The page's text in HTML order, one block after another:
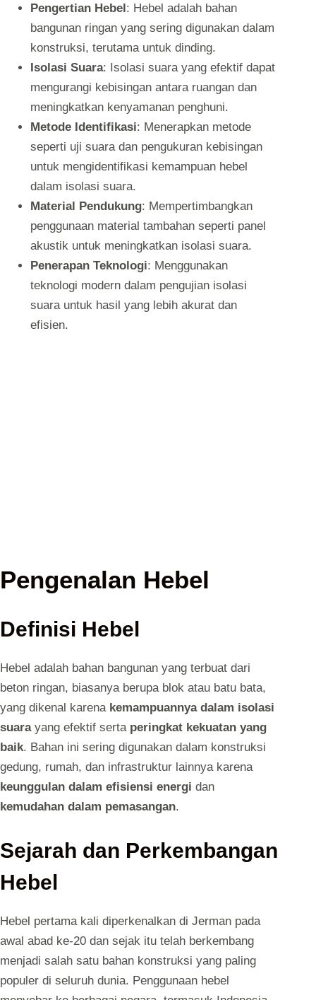
Pengertian Hebel: Hebel adalah bahan
bangunan ringan yang sering digunakan dalam
konstruksi, terutama untuk dinding.
Isolasi Suara: Isolasi suara yang efektif dapat
mengurangi kebisingan antara ruangan dan
meningkatkan kenyamanan penghuni.
Metode Identifikasi: Menerapkan metode
seperti uji suara dan pengukuran kebisingan
untuk mengidentifikasi kemampuan hebel
dalam isolasi suara.
Material Pendukung: Mempertimbangkan
penggunaan material tambahan seperti panel
akustik untuk meningkatkan isolasi suara.
Penerapan Teknologi: Menggunakan
teknologi modern dalam pengujian isolasi
suara untuk hasil yang lebih akurat dan
efisien.
Pengenalan Hebel
Definisi Hebel
Hebel adalah bahan bangunan yang terbuat dari
beton ringan, biasanya berupa blok atau batu bata,
yang dikenal karena kemampuannya dalam isolasi
suarayang efektif serta peringkat kekuatan yang
baik. Bahan ini sering digunakan dalam konstruksi
gedung, rumah, dan infrastruktur lainnya karena
keunggulan dalam efisiensi energi dan
kemudahan dalam pemasangan.
Sejarah dan Perkembangan
Hebel
Hebel pertama kali diperkenalkan di Jerman pada
awal abad ke-20 dan sejak itu telah berkembang
menjadi salah satu bahan konstruksi yang paling
populer di seluruh dunia. Penggunaan hebel